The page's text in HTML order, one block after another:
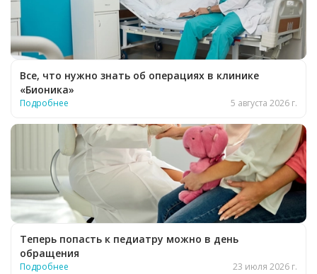
Все, что нужно знать об операциях в клинике
«Бионика»
Подробнее 5 августа 2026 г.
Теперь попасть к педиатру можно в день
обращения
Подробнее 23 июля 2026 г.